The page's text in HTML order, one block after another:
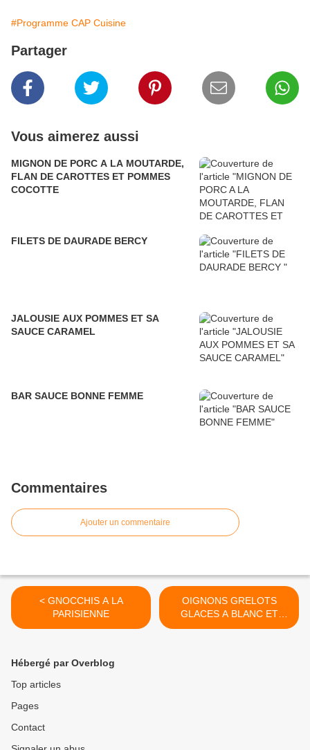
#Programme CAP Cuisine
Partager
Vous aimerez aussi
MIGNON DE PORC A LA MOUTARDE,
FLAN DE CAROTTES ET POMMES
COCOTTE
FILETS DE DAURADE BERCY
JALOUSIE AUX POMMES ET SA
SAUCE CARAMEL
BAR SAUCE BONNE FEMME
Commentaires
Ajouter un commentaire
< GNOCCHIS A LA
PARISIENNE
OIGNONS GRELOTS
GLACES A BLANC ET
GLACES A BRUN >
Hébergé par Overblog
Top articles
Pages
Contact